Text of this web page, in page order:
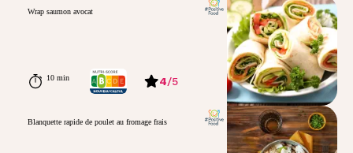
Wrap saumon avocat
10 min 4/5
Blanquette rapide de poulet au fromage frais